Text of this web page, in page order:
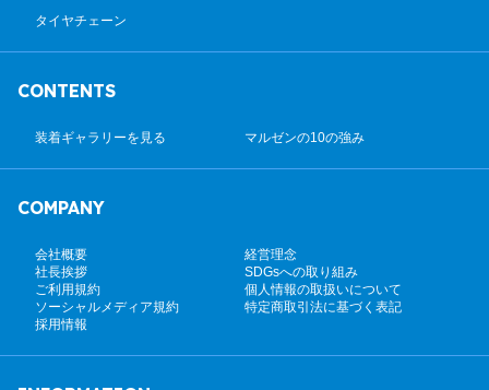
タイヤチェーン
CONTENTS
装着ギャラリーを見る マルゼンの10の強み
COMPANY
会社概要
経営理念
社長挨拶
SDGsへの取り組み
ご利用規約
個人情報の取扱いについて
ソーシャルメディア規約
特定商取引法に基づく表記
採用情報